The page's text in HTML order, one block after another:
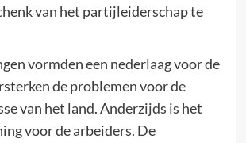
van het partijleiderschap te
vormden een nederlaag voor de
de problemen voor de
van het land. Anderzijds is het
voor de arbeiders. De